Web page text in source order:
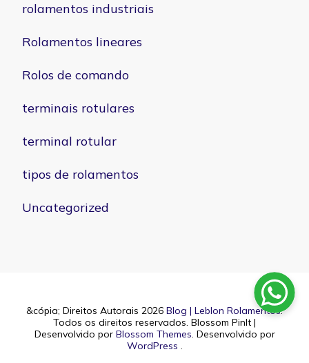
rolamentos industriais
Rolamentos lineares
Rolos de comando
terminais rotulares
terminal rotular
tipos de rolamentos
Uncategorized
&cópia; Direitos Autorais 2026 Blog | Leblon Rolamentos.
Todos os direitos reservados. Blossom PinIt |
Desenvolvido por Blossom Themes. Desenvolvido por
WordPress .